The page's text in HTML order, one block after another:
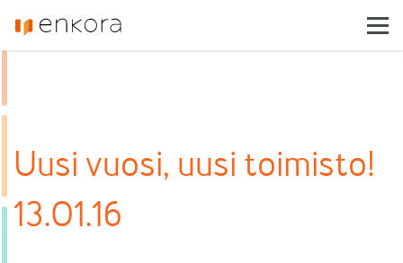
Enkora
Ajankohtaista
Uusi vuosi, uusi toimisto!
13.01.16